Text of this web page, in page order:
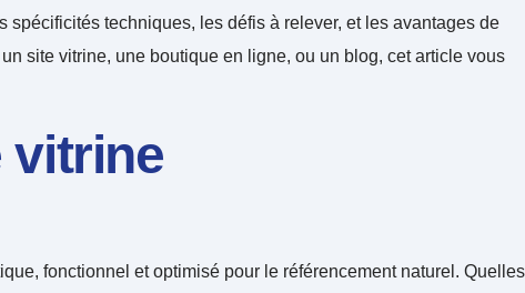
spécificités techniques, les défis à relever, et les avantages de
site vitrine, une boutique en ligne, ou un blog, cet article vous
vitrine
fonctionnel et optimisé pour le référencement naturel. Quelles